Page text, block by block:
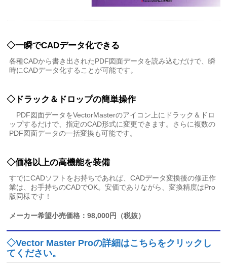
◇一瞬でCADデータ化できる
各種CADから書き出されたPDF図面データを読み込むだけで、瞬
時にCADデータ化することが可能です。
◇ドラック＆ドロップの簡単操作
PDF図面データをVectorMasterのアイコン上にドラック＆ドロ
ップするだけで、指定のCAD形式に変更できます。さらに複数の
PDF図面データの一括変換も可能です。
◇価格以上の高機能を装備
すでにCADソフトをお持ちであれば、CADデータ変換後の修正作
業は、お手持ちのCADでOK。安価でありながら、変換精度はPro
版同様です！
メーカー希望小売価格：98,000円（税抜）
◇Vector Master Proの詳細はこちらをクリックし
てください。